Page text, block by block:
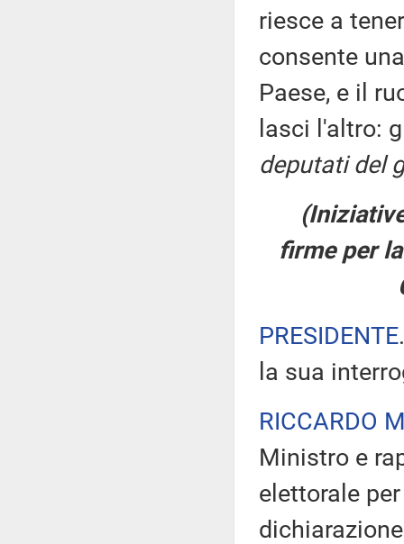
riesce a
consente
Paese, e il
lasci l'altro:
deputati del
firme per
PRESIDENTE
la sua
RICCARDO
Ministro e
elettorale